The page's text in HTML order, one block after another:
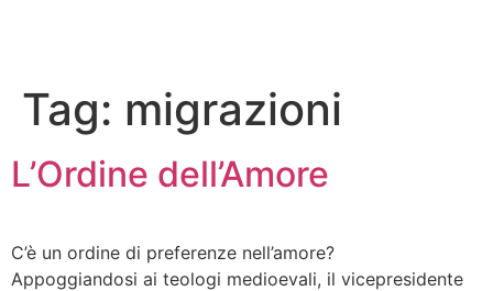
Tag: migrazioni
L’Ordine dell’Amore
C’è un ordine di preferenze nell’amore?
Appoggiandosi ai teologi medioevali, il vicepresidente